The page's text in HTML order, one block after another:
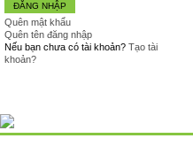
ĐĂNG NHẬP
Quên mật khẩu
Quên tên đăng nhập
Nếu bạn chưa có tài khoản? Tạo tài
khoản?